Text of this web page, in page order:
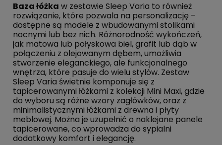
Baza łóżka w zestawie Sleep Varia to również
rozwiązanie, które pozwala na personalizację –
dostępne są modele z wbudowanymi stolikami
nocnymi lub bez nich. Różnorodność wykończeń,
jak matowa lub połyskowa biel, grafit lub dąb w
połączeniu z olejowanym dębem, umożliwia
stworzenie eleganckiego, ale funkcjonalnego
wnętrza, które pasuje do wielu stylów. Zestaw
Sleep Varia świetnie komponuje się z
tapicerowanymi łóżkami z kolekcji Mini Maxi, gdzie
do wyboru są różne wzory zagłówków, oraz z
minimalistycznymi łóżkami z drewna i płyty
meblowej. Można je uzupełnić o naklejane panele
tapicerowane, co wprowadza do sypialni
dodatkowy komfort i elegancję.